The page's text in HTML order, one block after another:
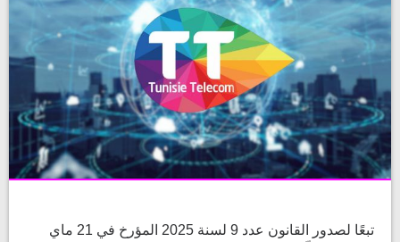
تبعًا لصدور القانون عدد 9 لسنة 2025 المؤرخ في 21 ماي